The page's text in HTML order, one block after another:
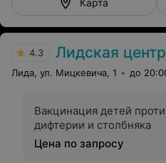
Карта
4.3 Лидская
Лида, ул. Мицкевича, 1 до
Вакцинация детей
дифтерии и столбняка
Цена по запросу